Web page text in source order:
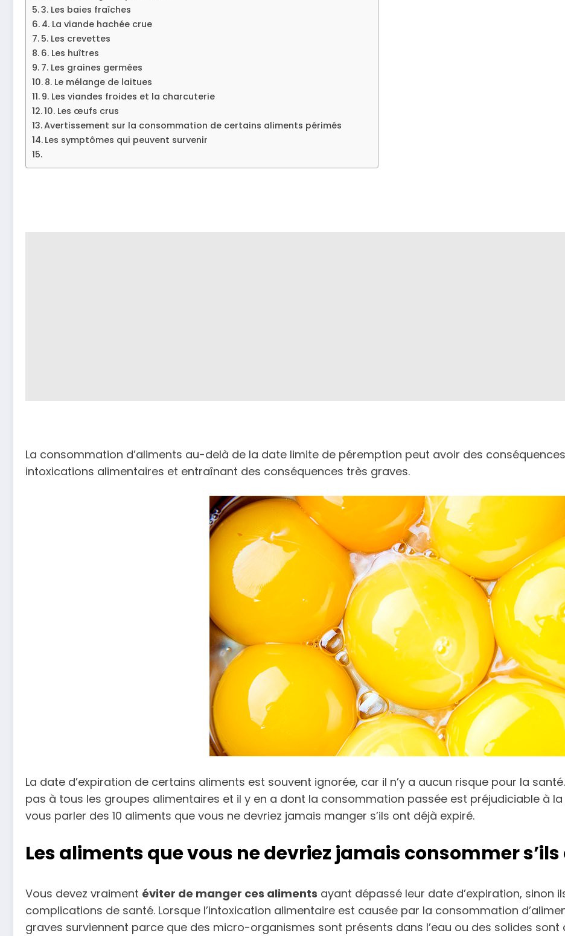
3. Les baies fraîches
4. La viande hachée crue
5. Les crevettes
6. Les huîtres
7. Les graines germées
8. Le mélange de laitues
9. Les viandes froides et la charcuterie
10. Les œufs crus
Avertissement sur la consommation de certains aliments périmés
Les symptômes qui peuvent survenir
La consommation d’aliments au-delà de la date limite de péremption peut avoir des
intoxications alimentaires et entraînant des conséquences très graves.
La date d’expiration de certains aliments est souvent ignorée, car il n’y a aucun risque pour la
pas à tous les groupes alimentaires et il y en a dont la consommation passée est préjudiciable à
vous parler des 10 aliments que vous ne devriez jamais manger s’ils ont déjà expiré.
Les aliments que vous ne devriez jamais consommer
Vous devez vraiment éviter de manger ces aliments ayant dépassé leur date d’expiration, sinon
complications de santé. Lorsque l’intoxication alimentaire est causée par la consommation
graves surviennent parce que des micro-organismes sont présents dans l’eau ou des solides